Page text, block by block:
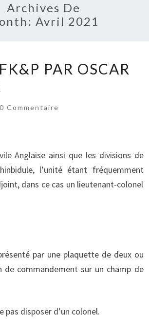
Archives De
Avril 2021
PAR OSCAR
Commentaires
0 Commentaire
Anglaise ainsi que les divisions de
, l’unité étant fréquemment
dans ce cas un lieutenant-colonel
par une plaquette de deux ou
commandement sur un champ de
pas disposer d’un colonel.